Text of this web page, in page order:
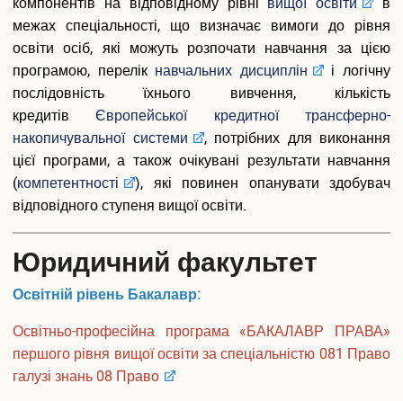
Вакантні посади
Акредитація
Внутрішня система забезпечення якості освіти
Етика, академічна доброчесність та антикорупційна
політика
Гендерна політика Університету
Газета ХУУП імені Леоніда Юзькова GAUDEAMUS
Меморіал пам'яті
Безпека освітнього середовища
Фотогалерея
Відеогалерея
Приймальна комісія
Відомості про провадження освітньої діяльності
Кількість бюджетних місць регіонального замовлення
Переваги університету
Вартість навчання на контрактній основі
межах спеціальності, що визначає вимоги до рівня
освіти осіб, які можуть розпочати навчання за цією
програмою, перелік навчальних дисциплін
і логічну
послідовність їхнього вивчення, кількість
кредитівЄвропейської кредитної трансферно-
накопичувальної системи
, потрібних для виконання
цієї програми, а також очікувані результати навчання
(компетентності
), які повинен опанувати здобувач
відповідного ступеня вищої освіти.
Юридичний факультет
Освітній рівень Бакалавр:
Освітньо-професійна програма «БАКАЛАВР ПРАВА»
першого рівня вищої освіти за спеціальністю 081 Право
галузі знань 08 Право